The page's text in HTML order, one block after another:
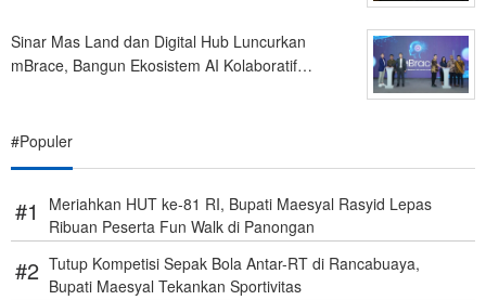
Sinar Mas Land dan Digital Hub Luncurkan
mBrace, Bangun Ekosistem AI Kolaboratif…
#Populer
Meriahkan HUT ke-81 RI, Bupati Maesyal Rasyid Lepas
Ribuan Peserta Fun Walk di Panongan
Tutup Kompetisi Sepak Bola Antar-RT di Rancabuaya,
Bupati Maesyal Tekankan Sportivitas